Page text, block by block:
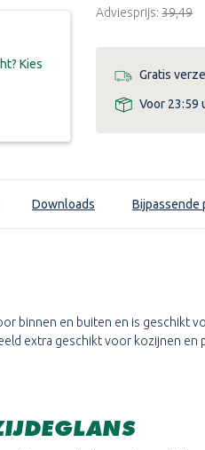
Kies
Adviesprijs:€39,49
Gratis
Voor 23:59
Downloads Bijpassende
binnen en buiten en is geschikt
extra geschikt voor kozijnen en